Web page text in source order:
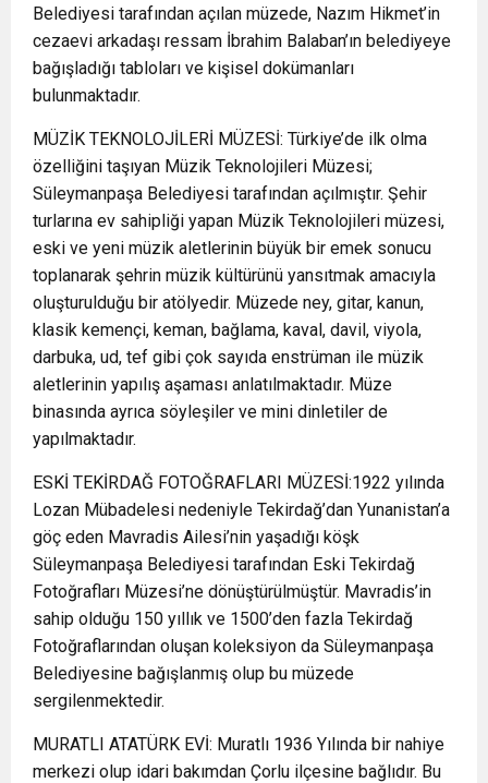
Belediyesi tarafından açılan müzede, Nazım Hikmet’in
cezaevi arkadaşı ressam İbrahim Balaban’ın belediyeye
bağışladığı tabloları ve kişisel dokümanları
bulunmaktadır.
MÜZİK TEKNOLOJİLERİ MÜZESİ: Türkiye’de ilk olma
özelliğini taşıyan Müzik Teknolojileri Müzesi;
Süleymanpaşa Belediyesi tarafından açılmıştır. Şehir
turlarına ev sahipliği yapan Müzik Teknolojileri müzesi,
eski ve yeni müzik aletlerinin büyük bir emek sonucu
toplanarak şehrin müzik kültürünü yansıtmak amacıyla
oluşturulduğu bir atölyedir. Müzede ney, gitar, kanun,
klasik kemençi, keman, bağlama, kaval, davil, viyola,
darbuka, ud, tef gibi çok sayıda enstrüman ile müzik
aletlerinin yapılış aşaması anlatılmaktadır. Müze
binasında ayrıca söyleşiler ve mini dinletiler de
yapılmaktadır.
ESKİ TEKİRDAĞ FOTOĞRAFLARI MÜZESİ:1922 yılında
Lozan Mübadelesi nedeniyle Tekirdağ’dan Yunanistan’a
göç eden Mavradis Ailesi’nin yaşadığı köşk
Süleymanpaşa Belediyesi tarafından Eski Tekirdağ
Fotoğrafları Müzesi’ne dönüştürülmüştür. Mavradis’in
sahip olduğu 150 yıllık ve 1500’den fazla Tekirdağ
Fotoğraflarından oluşan koleksiyon da Süleymanpaşa
Belediyesine bağışlanmış olup bu müzede
sergilenmektedir.
MURATLI ATATÜRK EVİ: Muratlı 1936 Yılında bir nahiye
merkezi olup idari bakımdan Çorlu ilçesine bağlıdır. Bu